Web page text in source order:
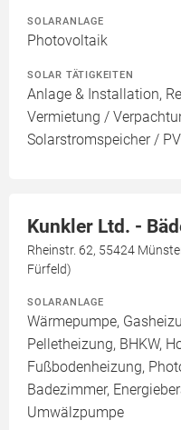
SOLARANLAGE
Photovoltaik
SOLAR TÄTIGKEITEN
Anlage & Installation,
Vermietung /
Solarstromspeicher /
Kunkler Ltd. -
Rheinstr. 62, 55424
Fürfeld)
SOLARANLAGE
Wärmepumpe,
Pelletheizung, BHKW,
Fußbodenheizung,
Badezimmer,
Umwälzpumpe